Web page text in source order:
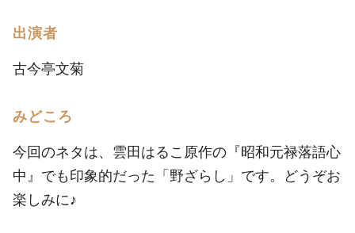
出演者
古今亭文菊
みどころ
今回のネタは、雲田はるこ原作の『昭和元禄落語心
中』でも印象的だった「野ざらし」です。どうぞお
楽しみに♪